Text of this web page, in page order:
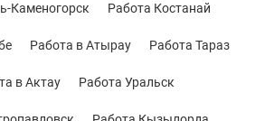
Каменогорск Работа Костанай
Работа в Атырау Работа Тараз
в Актау Работа Уральск